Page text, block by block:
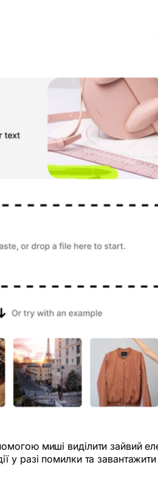
миші виділити зайвий
у разі помилки та